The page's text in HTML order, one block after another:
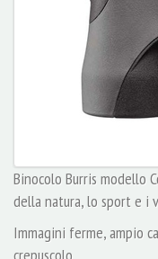
Binocolo Burris modello
della natura, lo sport e i
Immagini ferme, ampio
crepuscolo.